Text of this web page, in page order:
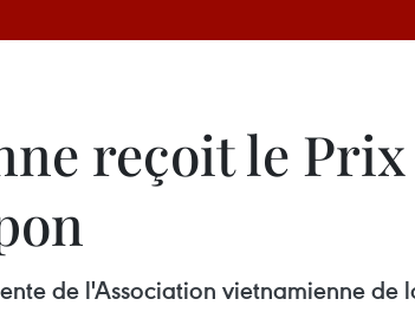
reçoit le
de l'Association vietnamienne